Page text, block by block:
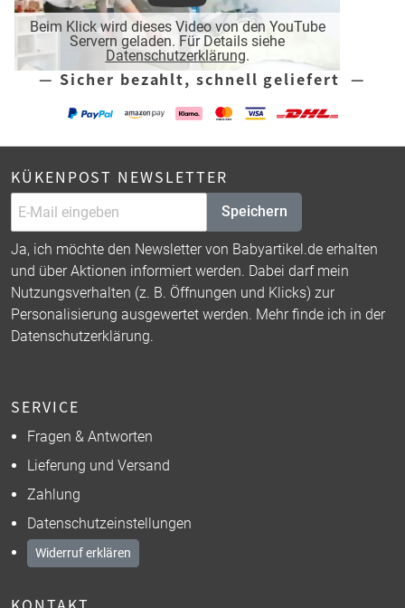
Beim Klick wird dieses Video von den YouTube
Servern geladen. Für Details siehe
Datenschutzerklärung.
— Sicher bezahlt, schnell geliefert —
KÜKENPOST NEWSLETTER
Speichern
Ja, ich möchte den Newsletter von Babyartikel.de erhalten
und über Aktionen informiert werden. Dabei darf mein
Nutzungsverhalten (z. B. Öffnungen und Klicks) zur
Personalisierung ausgewertet werden. Mehr finde ich in der
Datenschutzerklärung.
SERVICE
Fragen & Antworten
Lieferung und Versand
Zahlung
Datenschutzeinstellungen
Widerruf erklären